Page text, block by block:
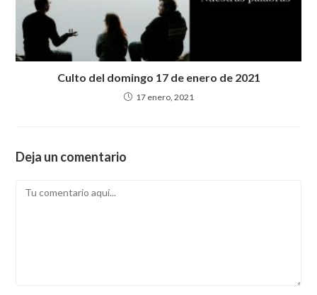
Culto del domingo 17 de enero de 2021
17 enero, 2021
Deja un comentario
Comentario